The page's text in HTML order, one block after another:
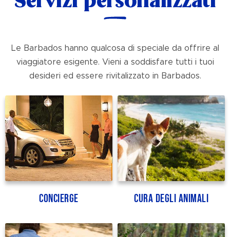
Le Barbados hanno qualcosa di speciale da offrire al
viaggiatore esigente. Vieni a soddisfare tutti i tuoi
desideri ed essere rivitalizzato in Barbados.
Concierge Cura degli animali